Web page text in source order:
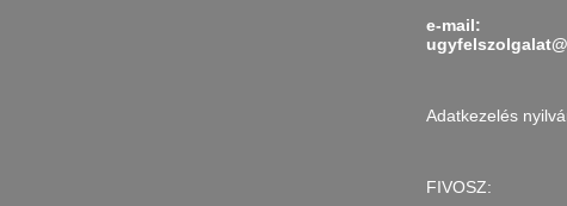
e-mail:
Adatkezelés
FIVOSZ: